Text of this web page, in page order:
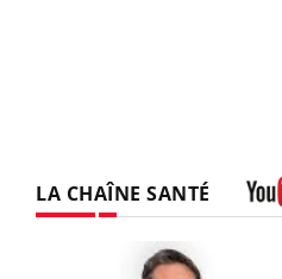
LA CHAÎNE SANTÉ